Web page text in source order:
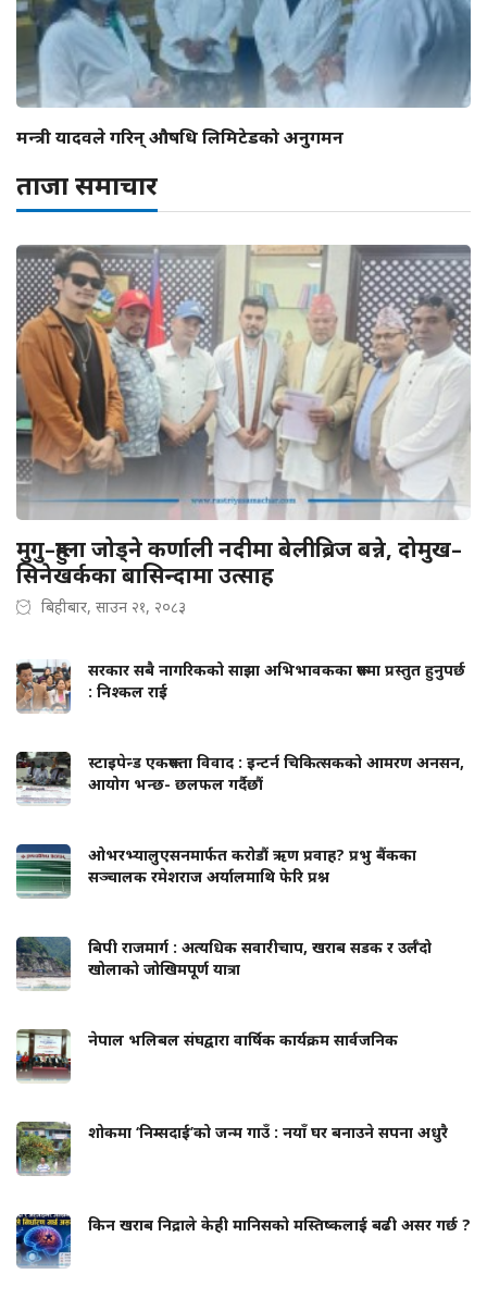
मन्त्री यादवले गरिन् औषधि लिमिटेडको अनुगमन
ताजा समाचार
मुगु–हुम्ला जोड्ने कर्णाली नदीमा बेलीब्रिज बन्ने, दोमुख–
सिनेखर्कका बासिन्दामा उत्साह
बिहीबार, साउन २१, २०८३
सरकार सबै नागरिकको साझा अभिभावकका रूपमा प्रस्तुत हुनुपर्छ
: निश्कल राई
स्टाइपेन्ड एकरूपता विवाद : इन्टर्न चिकित्सकको आमरण अनसन,
आयोग भन्छ- छलफल गर्दैछौं
ओभरभ्यालुएसनमार्फत करोडौं ऋण प्रवाह? प्रभु बैंकका
सञ्चालक रमेशराज अर्यालमाथि फेरि प्रश्न
बिपी राजमार्ग : अत्यधिक सवारीचाप, खराब सडक र उर्लँदो
खोलाको जोखिमपूर्ण यात्रा
नेपाल भलिबल संघद्वारा वार्षिक कार्यक्रम सार्वजनिक
शोकमा ‘निम्सदाई’को जन्म गाउँ : नयाँ घर बनाउने सपना अधुरै
किन खराब निद्राले केही मानिसको मस्तिष्कलाई बढी असर गर्छ ?